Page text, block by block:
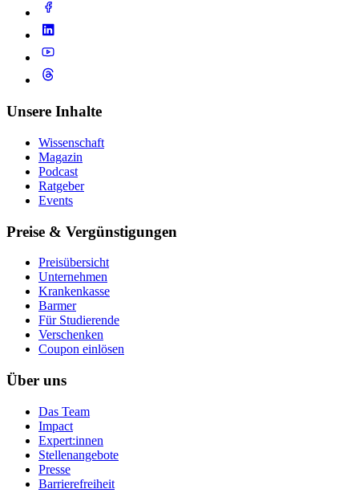
Unsere Inhalte
Wissenschaft
Magazin
Podcast
Ratgeber
Events
Preise & Vergünstigungen
Preisübersicht
Unternehmen
Krankenkasse
Barmer
Für Studierende
Ver­schen­ken
Coupon einlösen
Über uns
Das Team
Impact
Expert:innen
Stellenangebote
Presse
Barrierefreiheit